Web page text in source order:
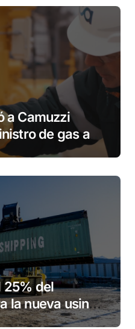
a Camuzzi
de gas a
25% del
la nueva usina